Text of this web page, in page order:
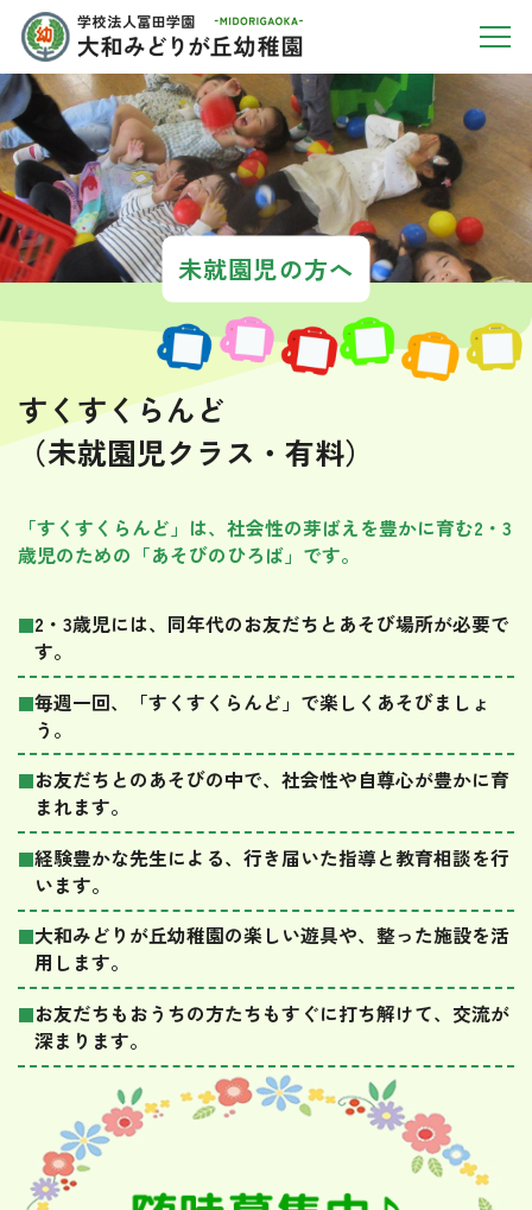
未就園児の方へ
すくすくらんど
（未就園児クラス・有料）
「すくすくらんど」は、社会性の芽ばえを豊かに育む2・3
歳児のための「あそびのひろば」です。
■2・3歳児には、同年代のお友だちとあそび場所が必要で
す。
■毎週一回、「すくすくらんど」で楽しくあそびましょ
う。
■お友だちとのあそびの中で、社会性や自尊心が豊かに育
まれます。
■経験豊かな先生による、行き届いた指導と教育相談を行
います。
■大和みどりが丘幼稚園の楽しい遊具や、整った施設を活
用します。
■お友だちもおうちの方たちもすぐに打ち解けて、交流が
深まります。